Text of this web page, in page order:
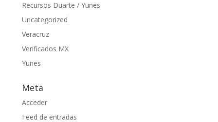
Recursos Duarte / Yunes
Uncategorized
Veracruz
Verificados MX
Yunes
Meta
Acceder
Feed de entradas